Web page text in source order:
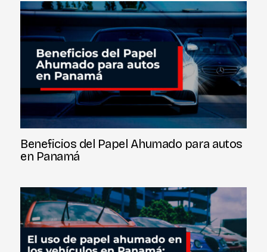
Beneficios del Papel Ahumado para autos
en Panamá